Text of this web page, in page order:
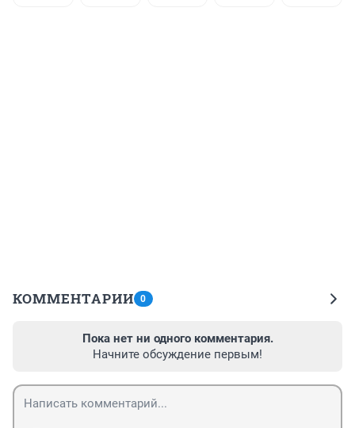
КОММЕНТАРИИ 0
Пока нет ни одного комментария.
Начните обсуждение первым!